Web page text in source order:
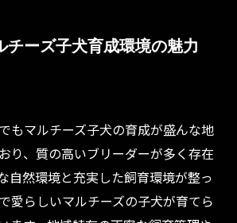
チーズ子犬育成環境の魅力
もマルチーズ子犬の育成が盛んな地
り、質の高いブリーダーが多く存在
自然環境と充実した飼育環境が整っ
愛らしいマルチーズの子犬が育てら